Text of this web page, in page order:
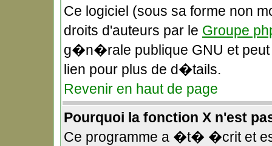
Ce logiciel (sous sa forme non
droits d'auteurs par le Groupe
g�n�rale publique GNU et
lien pour plus de d�tails.
Revenir en haut de page
Pourquoi la fonction X n'est
Ce programme a �t� �crit et